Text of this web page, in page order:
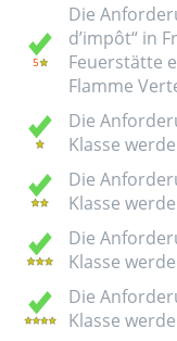
Die
d’impôt“ in
Feuerstätte
Flamme
Die
Klasse
Die
Klasse
Die
Klasse
Die
Klasse